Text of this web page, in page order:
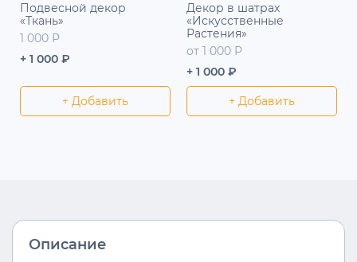
Подвесной декор
«Ткань»
1 000 Р
+ 1 000 ₽
+ Добавить
Декор в шатрах
«Искусственные
Растения»
от 1 000 Р
+ 1 000 ₽
+ Добавить
Описание